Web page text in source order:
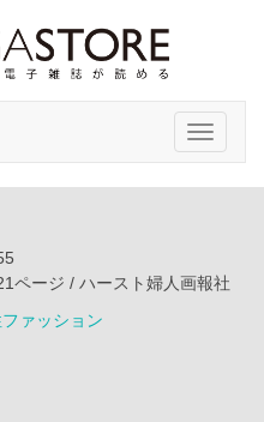
Toggle
ページ / ハースト婦人画報社
ァッション